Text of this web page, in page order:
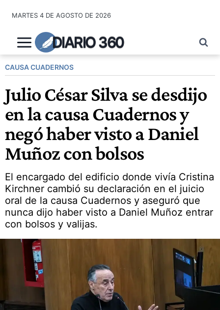
contenido
MARTES 4 DE AGOSTO DE 2026
DIARIO 360
CAUSA CUADERNOS
Julio César Silva se desdijo
en la causa Cuadernos y
negó haber visto a Daniel
Muñoz con bolsos
El encargado del edificio donde vivía Cristina
Kirchner cambió su declaración en el juicio
oral de la causa Cuadernos y aseguró que
nunca dijo haber visto a Daniel Muñoz entrar
con bolsos y valijas.